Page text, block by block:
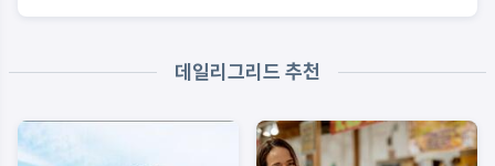
데일리그리드 추천